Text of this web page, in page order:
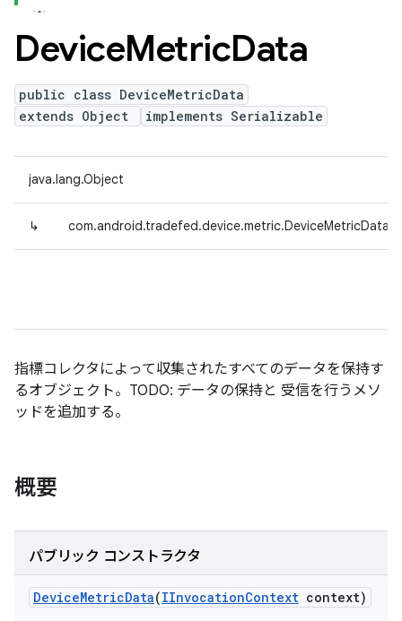
DeviceMetricData
public class DeviceMetricData
extends Object
implements Serializable
java.lang.Object
↳ com.android.tradefed.device.metric.DeviceMetricData
指標コレクタによって収集されたすべてのデータを保持す
るオブジェクト。TODO: データの保持と 受信を行うメソ
ッドを追加する。
概要
パブリック コンストラクタ
DeviceMetricData(IInvocationContext context)